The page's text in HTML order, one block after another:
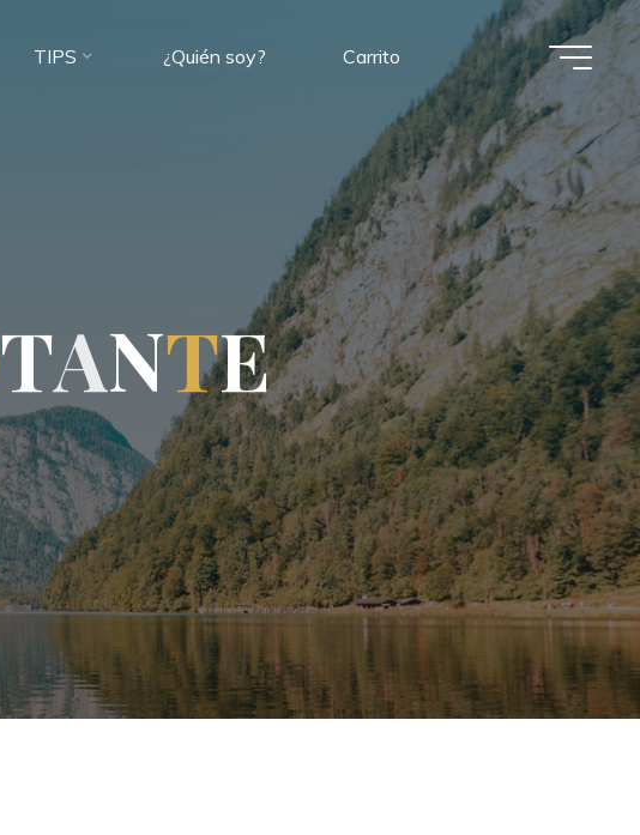
TIPS ¿Quién soy? Carrito
TANTE